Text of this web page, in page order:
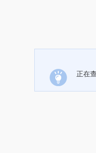
正在